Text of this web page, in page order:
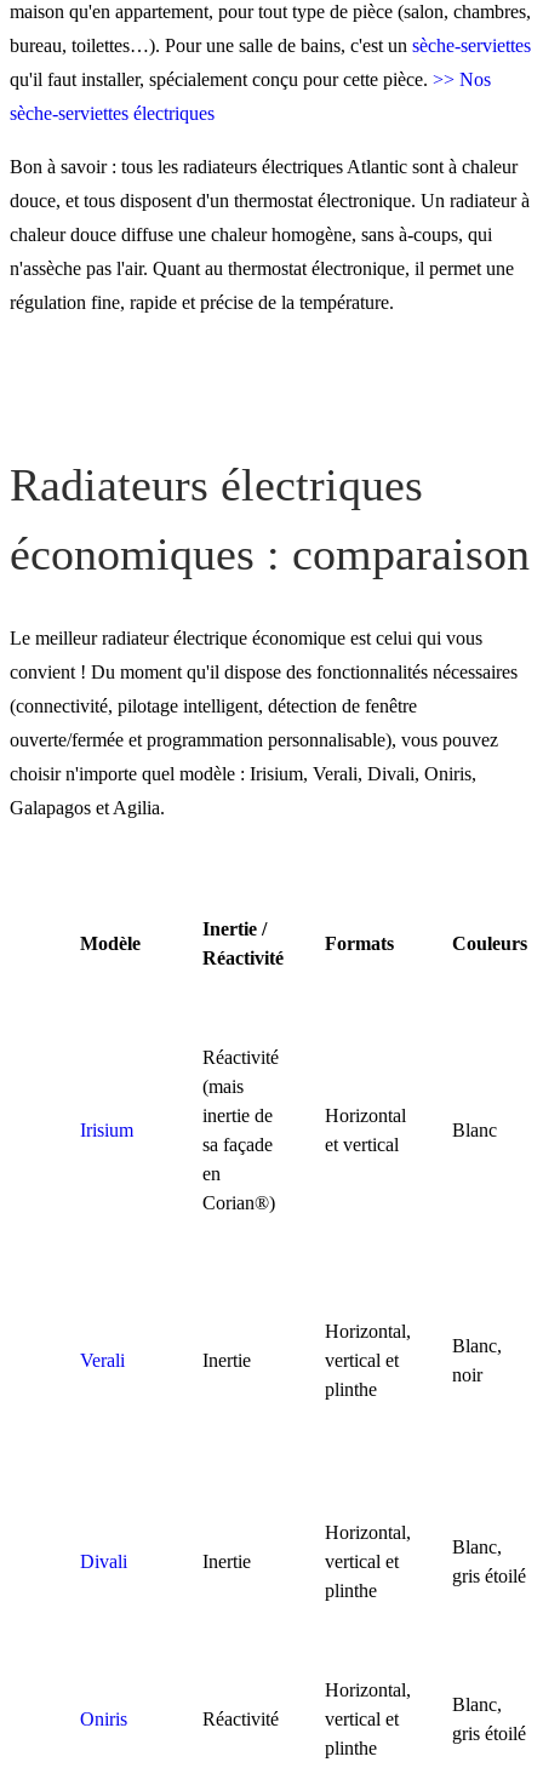
maison qu'en appartement, pour tout type de pièce (salon, chambres,
bureau, toilettes…). Pour une salle de bains, c'est un sèche-serviettes
qu'il faut installer, spécialement conçu pour cette pièce. >> Nos
sèche-serviettes électriques
Bon à savoir : tous les radiateurs électriques Atlantic sont à chaleur
douce, et tous disposent d'un thermostat électronique. Un radiateur à
chaleur douce diffuse une chaleur homogène, sans à-coups, qui
n'assèche pas l'air. Quant au thermostat électronique, il permet une
régulation fine, rapide et précise de la température.
Radiateurs électriques
économiques : comparaison
Le meilleur radiateur électrique économique est celui qui vous
convient ! Du moment qu'il dispose des fonctionnalités nécessaires
(connectivité, pilotage intelligent, détection de fenêtre
ouverte/fermée et programmation personnalisable), vous pouvez
choisir n'importe quel modèle : Irisium, Verali, Divali, Oniris,
Galapagos et Agilia.
Modèle
Inertie /
Réactivité
Formats Couleurs
Irisium
Réactivité
(mais
inertie de
sa façade
en
Corian®)
Horizontal
et vertical
Blanc
Verali Inertie
Horizontal,
vertical et
plinthe
Blanc,
noir
Divali Inertie
Horizontal,
vertical et
plinthe
Blanc,
gris étoilé
Oniris Réactivité
Horizontal,
vertical et
plinthe
Blanc,
gris étoilé